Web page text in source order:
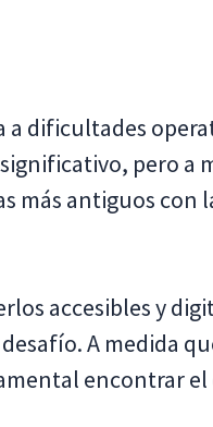
a dificultades
pero a
más antiguos con
accesibles y
A medida
encontrar